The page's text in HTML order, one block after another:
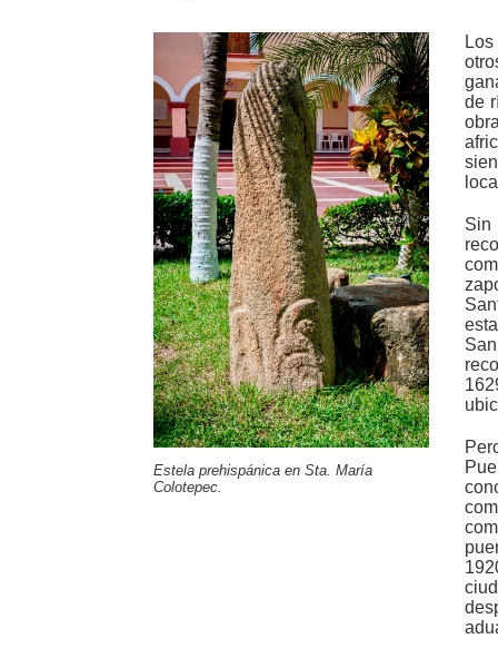
de
Estela prehispánica en Sta. María
Colotepec.